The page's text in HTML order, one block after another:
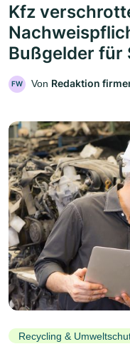
Kfz
Bußgelder für
FW Von Redaktion
Recycling &